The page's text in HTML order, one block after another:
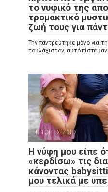
το νυφικό της
τρομακτικό
ζωή τους για
Την παντρεύτηκε μόνο για
τουλάχιστον, αυτό
ΙΣΤΟΡΙΕΣ ΖΩΗΣ
Η νύφη μου είπε
«κερδίσω» τις
κάνοντας
μου τελικά με